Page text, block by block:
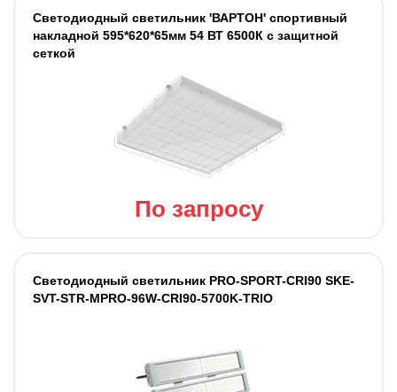
Светодиодный светильник 'ВАРТОН' спортивный
накладной 595*620*65мм 54 ВТ 6500К с защитной
сеткой
По запросу
Светодиодный светильник PRO-SPORT-CRI90 SKE-
SVT-STR-MPRO-96W-CRI90-5700K-TRIO